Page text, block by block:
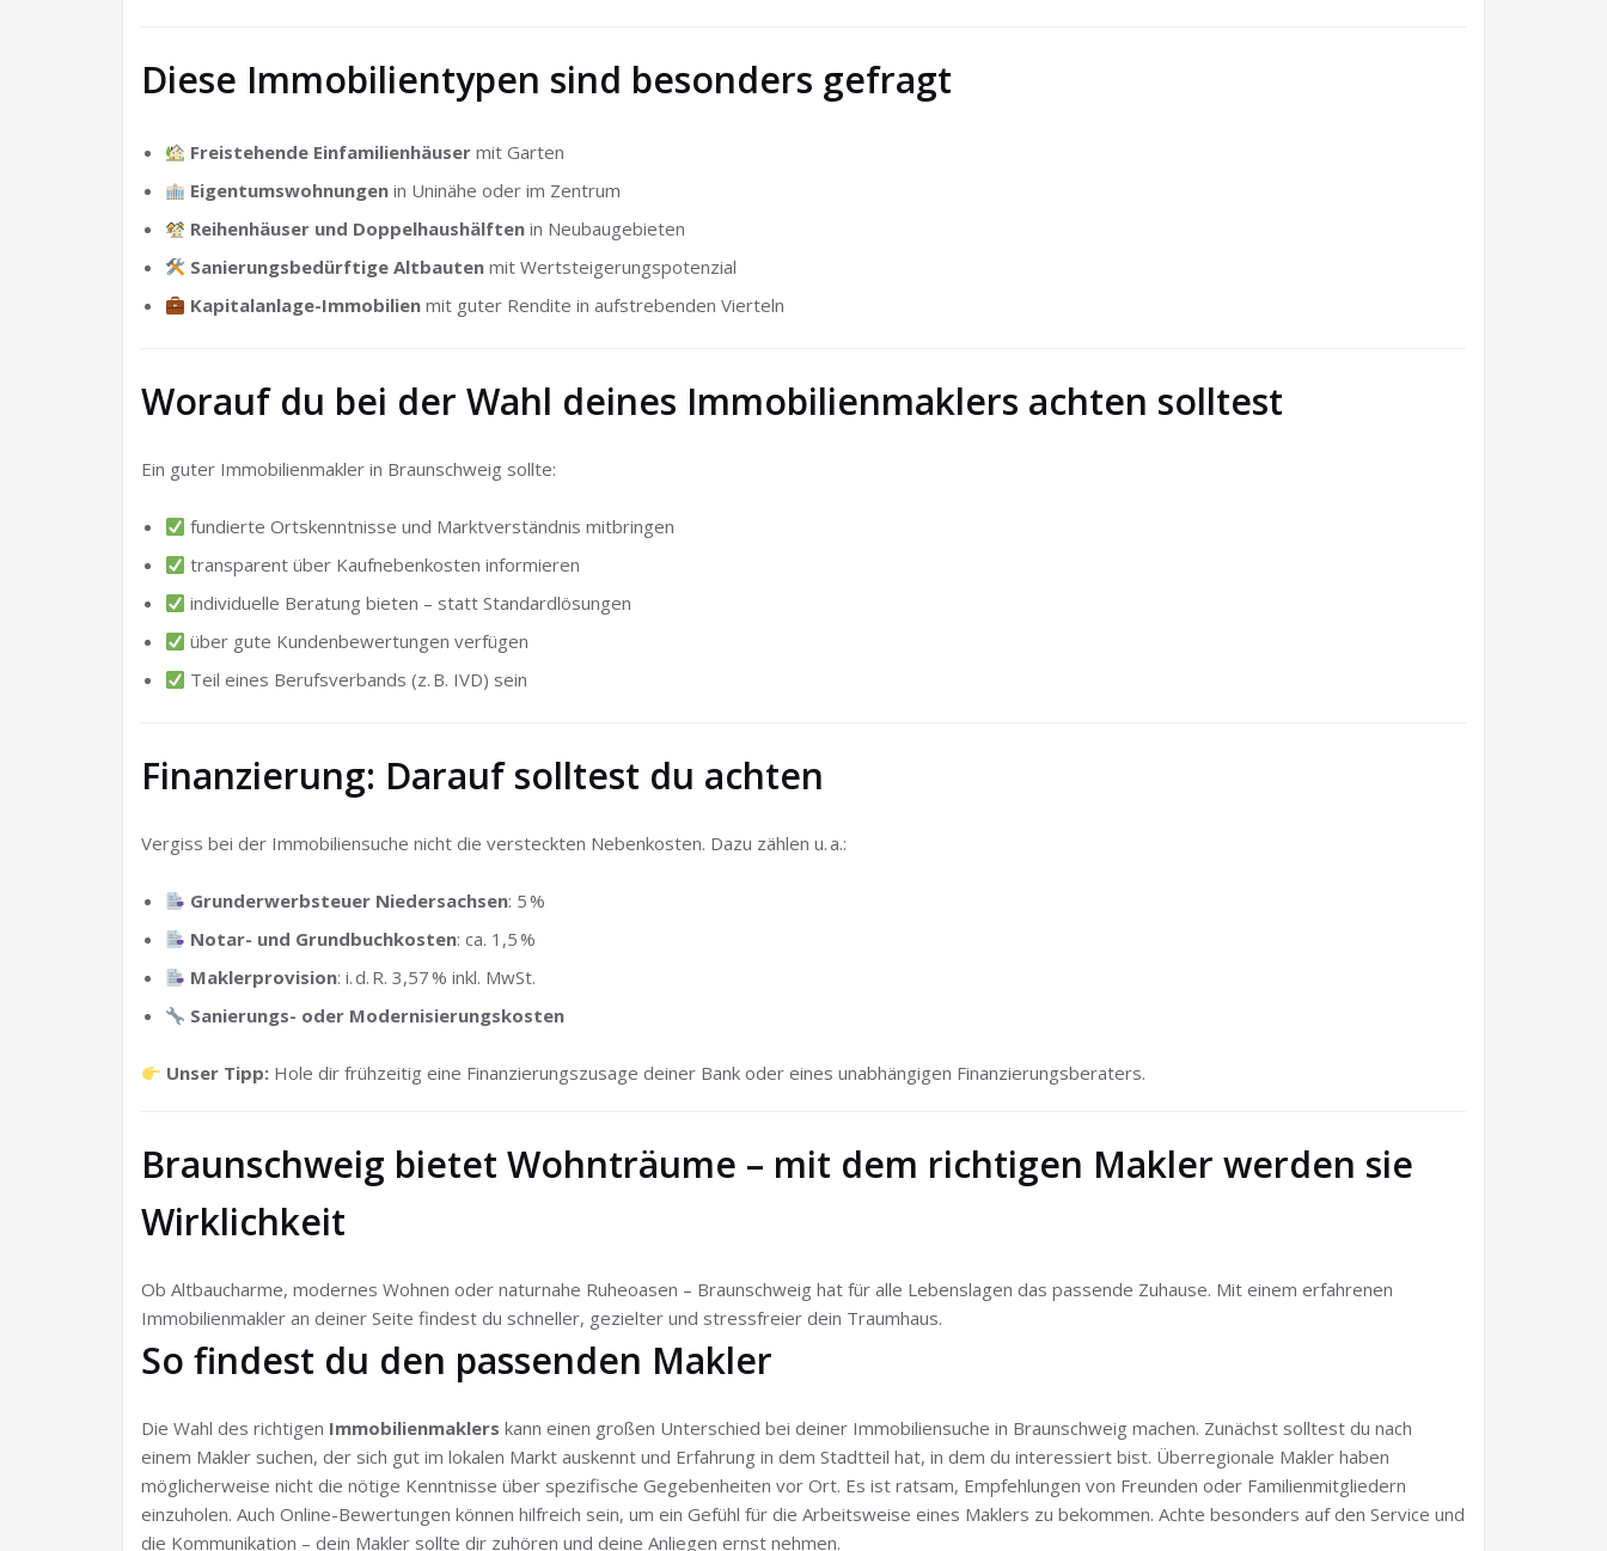
Diese Immobilientypen sind besonders gefragt
Freistehende Einfamilienhäuser mit Garten
Eigentumswohnungen in Uninähe oder im Zentrum
Reihenhäuser und Doppelhaushälften in Neubaugebieten
Sanierungsbedürftige Altbauten mit Wertsteigerungspotenzial
Kapitalanlage-Immobilien mit guter Rendite in aufstrebenden Vierteln
Worauf du bei der Wahl deines Immobilienmaklers achten solltest
Ein guter Immobilienmakler in Braunschweig sollte:
fundierte Ortskenntnisse und Marktverständnis mitbringen
transparent über Kaufnebenkosten informieren
individuelle Beratung bieten – statt Standardlösungen
über gute Kundenbewertungen verfügen
Teil eines Berufsverbands (z. B. IVD) sein
Finanzierung: Darauf solltest du achten
Vergiss bei der Immobiliensuche nicht die versteckten Nebenkosten. Dazu zählen u. a.:
Grunderwerbsteuer Niedersachsen: 5 %
Notar- und Grundbuchkosten: ca. 1,5 %
Maklerprovision: i. d. R. 3,57 % inkl. MwSt.
Sanierungs- oder Modernisierungskosten
Unser Tipp: Hole dir frühzeitig eine Finanzierungszusage deiner Bank oder eines unabhängigen Finanzierungsberaters.
Braunschweig bietet Wohnträume – mit dem richtigen Makler werden sie
Wirklichkeit
Ob Altbaucharme, modernes Wohnen oder naturnahe Ruheoasen – Braunschweig hat für alle Lebenslagen das passende Zuhause. Mit einem erfahrenen
Immobilienmakler an deiner Seite findest du schneller, gezielter und stressfreier dein Traumhaus.
So findest du den passenden Makler
Die Wahl des richtigen Immobilienmaklers kann einen großen Unterschied bei deiner Immobiliensuche in Braunschweig machen. Zunächst solltest du nach
einem Makler suchen, der sich gut im lokalen Markt auskennt und Erfahrung in dem Stadtteil hat, in dem du interessiert bist. Überregionale Makler haben
möglicherweise nicht die nötige Kenntnisse über spezifische Gegebenheiten vor Ort. Es ist ratsam, Empfehlungen von Freunden oder Familienmitgliedern
einzuholen. Auch Online-Bewertungen können hilfreich sein, um ein Gefühl für die Arbeitsweise eines Maklers zu bekommen. Achte besonders auf den Service und
die Kommunikation – dein Makler sollte dir zuhören und deine Anliegen ernst nehmen.